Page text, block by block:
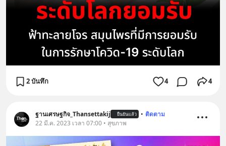
2 บันทึก 4 4
ฐานเศรษฐกิจ_Thansettakij ยืนยันแล้ว • ติดตาม
22 มี.ค. 2023 เวลา 07:00 • สุขภาพ